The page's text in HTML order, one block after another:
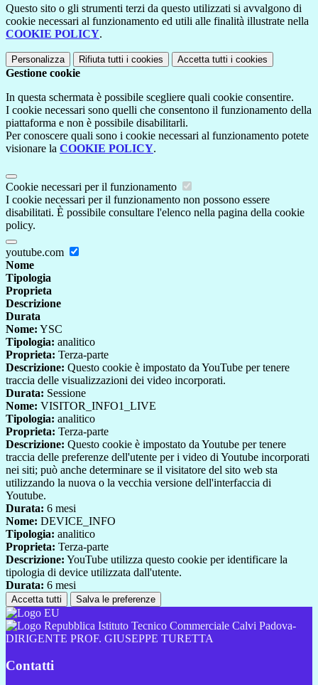
Questo sito o gli strumenti terzi da questo utilizzati si avvalgono di
cookie necessari al funzionamento ed utili alle finalità illustrate nella
COOKIE POLICY.
Personalizza Rifiuta tutti i cookies Accetta tutti i cookies
Gestione cookie
In questa schermata è possibile scegliere quali cookie consentire.
I cookie necessari sono quelli che consentono il funzionamento della
piattaforma e non è possibile disabilitarli.
Per conoscere quali sono i cookie necessari al funzionamento potete
visionare la COOKIE POLICY.
Cookie necessari per il funzionamento
I cookie necessari per il funzionamento non possono essere
disabilitati. È possibile consultare l'elenco nella pagina della cookie
policy.
youtube.com
Nome
Tipologia
Proprieta
Descrizione
Durata
Nome: YSC
Tipologia: analitico
Proprieta: Terza-parte
Descrizione: Questo cookie è impostato da YouTube per tenere
traccia delle visualizzazioni dei video incorporati.
Durata: Sessione
Nome: VISITOR_INFO1_LIVE
Tipologia: analitico
Proprieta: Terza-parte
Descrizione: Questo cookie è impostato da Youtube per tenere
traccia delle preferenze dell'utente per i video di Youtube incorporati
nei siti; può anche determinare se il visitatore del sito web sta
utilizzando la nuova o la vecchia versione dell'interfaccia di
Youtube.
Durata: 6 mesi
Nome: DEVICE_INFO
Tipologia: analitico
Proprieta: Terza-parte
Descrizione: YouTube utilizza questo cookie per identificare la
tipologia di device utilizzata dall'utente.
Durata: 6 mesi
Accetta tutti Salva le preferenze
Istituto Tecnico Commerciale Calvi Padova-
DIRIGENTE PROF. GIUSEPPE TURETTA
Contatti